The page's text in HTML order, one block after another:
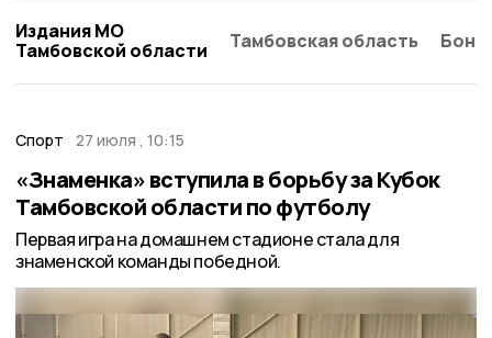
Издания МО
Тамбовской области
Тамбовская область
Спорт 27 июля , 10:15
«Знаменка» вступила в борьбу за Кубок
Тамбовской области по футболу
Первая игра на домашнем стадионе стала для
знаменской команды победной.